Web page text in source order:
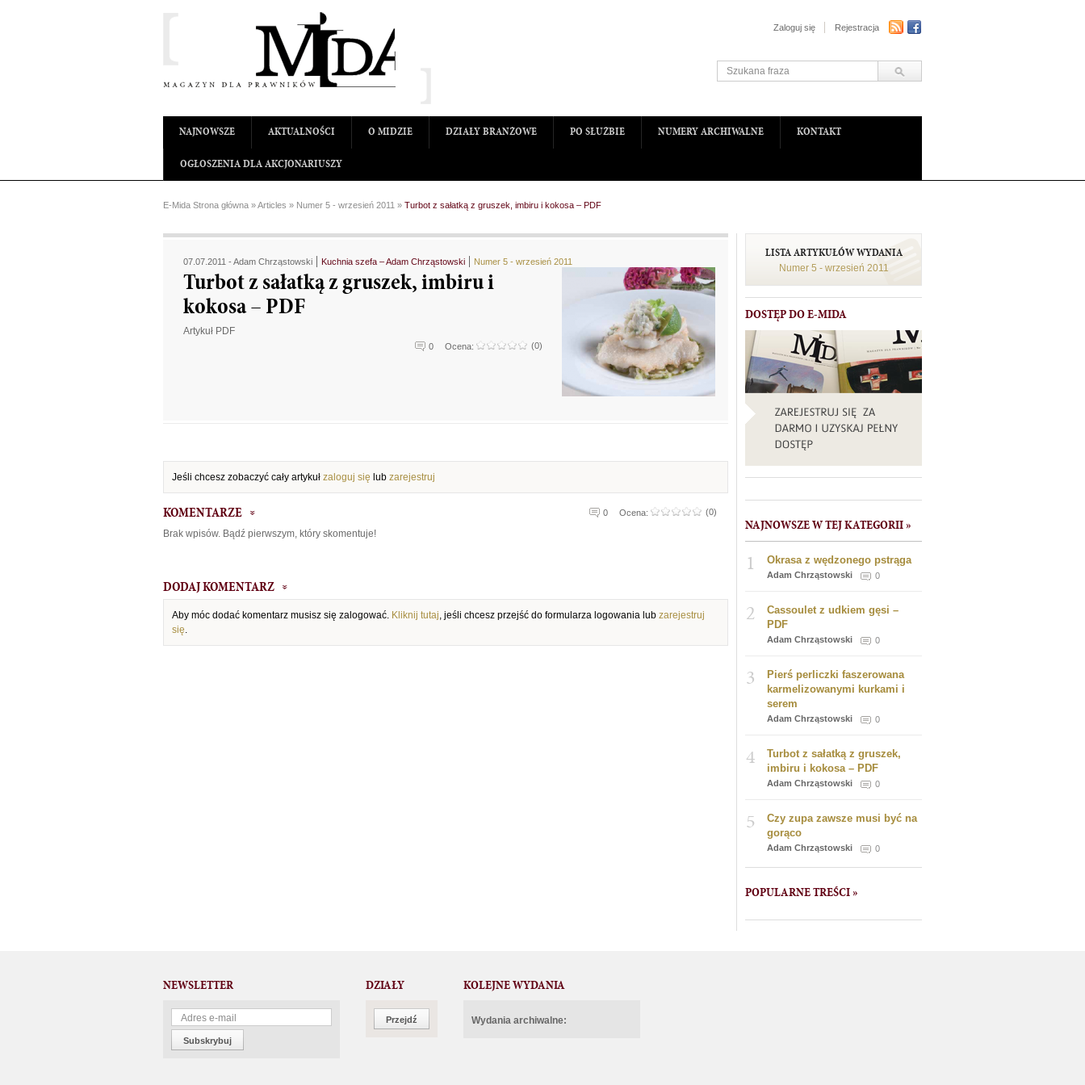
Zaloguj się Rejestracja
NAJNOWSZE AKTUALNOŚCI O MIDZIE DZIAŁY BRANŻOWE PO SŁUŻBIE NUMERY ARCHIWALNE KONTAKT
OGŁOSZENIA DLA AKCJONARIUSZY
E-Mida Strona główna »Articles » Numer 5 - wrzesień 2011 » Turbot z sałatką z gruszek, imbiru i kokosa – PDF
07.07.2011 - Adam Chrząstowski Kuchnia szefa – Adam Chrząstowski Numer 5 - wrzesień 2011
Turbot z sałatką z gruszek, imbiru i
kokosa – PDF
Artykuł PDF
0 Ocena: (0)
Jeśli chcesz zobaczyć cały artykuł zaloguj się lub zarejestruj
KOMENTARZE 0 Ocena: (0)
Brak wpisów. Bądź pierwszym, który skomentuje!
DODAJ KOMENTARZ
Aby móc dodać komentarz musisz się zalogować. Kliknij tutaj, jeśli chcesz przejść do formularza logowania lub zarejestruj
się.
LISTA ARTYKUŁÓW WYDANIA
Numer 5 - wrzesień 2011
DOSTĘP DO E-MIDA
NAJNOWSZE W TEJ KATEGORII »
1 Okrasa z wędzonego pstrąga
Adam Chrząstowski 0
2
Cassoulet z udkiem gęsi –
PDF
Adam Chrząstowski 0
3
Pierś perliczki faszerowana
karmelizowanymi kurkami i
serem
Adam Chrząstowski 0
4
Turbot z sałatką z gruszek,
imbiru i kokosa – PDF
Adam Chrząstowski 0
5
Czy zupa zawsze musi być na
gorąco
Adam Chrząstowski 0
POPULARNE TREŚCI »
NEWSLETTER
Subskrybuj
DZIAŁY
Przejdź
KOLEJNE WYDANIA
Wydania archiwalne: